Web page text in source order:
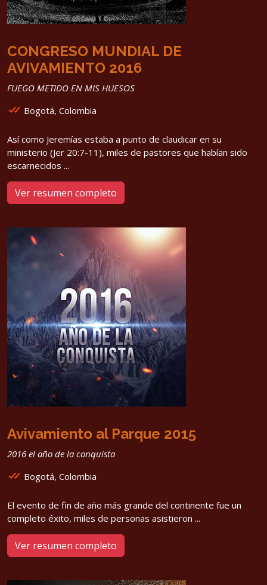
CONGRESO MUNDIAL DE
AVIVAMIENTO 2016
FUEGO METIDO EN MIS HUESOS
Bogotá, Colombia
Así como Jeremías estaba a punto de claudicar en su
ministerio (Jer 20:7-11), miles de pastores que habían sido
escarnecidos ...
Ver resumen completo
Avivamiento al Parque 2015
2016 el año de la conquista
Bogotá, Colombia
El evento de fin de año más grande del continente fue un
completo éxito, miles de personas asistieron ...
Ver resumen completo